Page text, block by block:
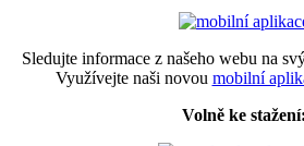
Sledujte informace z našeho webu na
Využívejte naši novou mobilní
Volně ke stažení: